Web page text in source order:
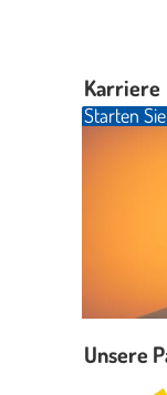
Karriere
Starten
Unsere